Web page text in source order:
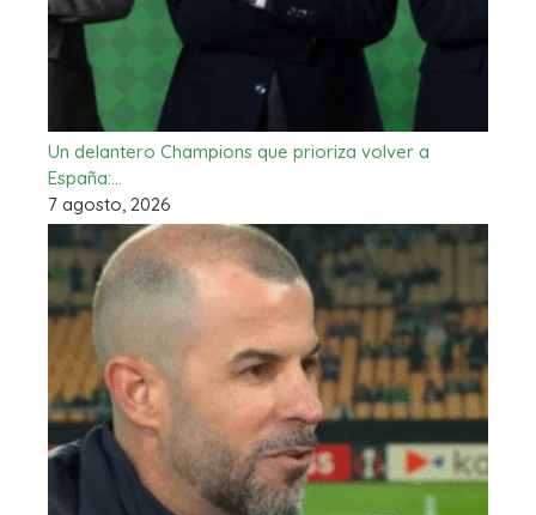
Un delantero Champions que prioriza volver a
España:…
7 agosto, 2026